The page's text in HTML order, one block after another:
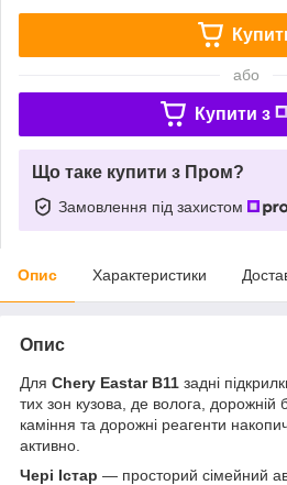
або
Купити з
Що таке купити з Пром?
Замовлення під захистом
Опис Характеристики
Опис
Для Chery Eastar B11 задні
тих зон кузова, де волога, дорожній
каміння та дорожні реагенти
активно.
Чері Істар — просторий сімейний